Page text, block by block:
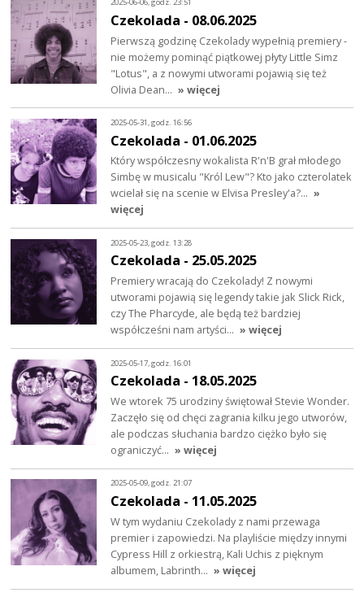
Czekolada - 08.06.2025
Pierwszą godzinę Czekolady wypełnią premiery -
nie możemy pominąć piątkowej płyty Little Simz
"Lotus", a z nowymi utworami pojawią się też
Olivia Dean… » więcej
2025-05-31, godz. 16:56
Czekolada - 01.06.2025
Który współczesny wokalista R'n'B grał młodego
Simbę w musicalu "Król Lew"? Kto jako czterolatek
wcielał się na scenie w Elvisa Presley'a?… »
więcej
2025-05-23, godz. 13:28
Czekolada - 25.05.2025
Premiery wracają do Czekolady! Z nowymi
utworami pojawią się legendy takie jak Slick Rick,
czy The Pharcyde, ale będą też bardziej
współcześni nam artyści… » więcej
2025-05-17, godz. 16:01
Czekolada - 18.05.2025
We wtorek 75 urodziny świętował Stevie Wonder.
Zaczęło się od chęci zagrania kilku jego utworów,
ale podczas słuchania bardzo ciężko było się
ograniczyć… » więcej
2025-05-09, godz. 21:07
Czekolada - 11.05.2025
W tym wydaniu Czekolady z nami przewaga
premier i zapowiedzi. Na playliście między innymi
Cypress Hill z orkiestrą, Kali Uchis z pięknym
albumem, Labrinth… » więcej